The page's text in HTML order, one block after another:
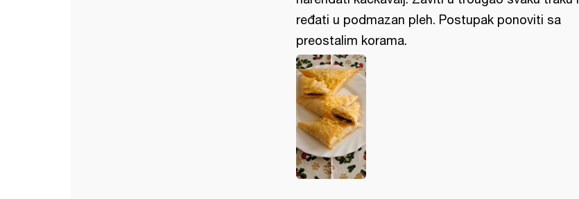
ređati u podmazan pleh. Postupak ponoviti sa
preostalim korama.